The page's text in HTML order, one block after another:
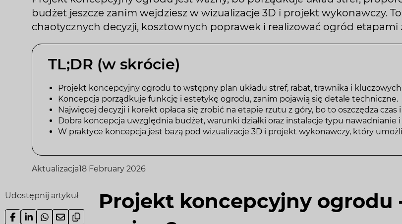
budżet jeszcze zanim wejdziesz w wizualizacje 3D i projekt wykonawczy.
chaotycznych decyzji, kosztownych poprawek i realizować ogród etapami
TL;DR (w skrócie)
Projekt koncepcyjny ogrodu to wstępny plan układu stref, rabat, trawnika i
Koncepcja porządkuje funkcję i estetykę ogrodu, zanim pojawią się detale techniczne.
Najwięcej decyzji i korekt opłaca się zrobić na etapie rzutu z góry, bo to oszczędza czas
Dobra koncepcja uwzględnia budżet, warunki działki oraz instalacje typu nawadnianie
W praktyce koncepcja jest bazą pod wizualizacje 3D i projekt wykonawczy, który
Aktualizacja18 February 2026
Udostępnij artykuł
Projekt koncepcyjny ogrodu